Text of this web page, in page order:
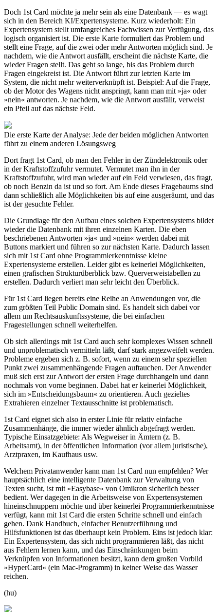
Doch 1st Card möchte ja mehr sein als eine Datenbank — es wagt
sich in den Bereich KI/Expertensysteme. Kurz wiederholt: Ein
Expertensystem stellt umfangreiches Fachwissen zur Verfügung, das
logisch organisiert ist. Die erste Karte formuliert das Problem und
stellt eine Frage, auf die zwei oder mehr Antworten möglich sind. Je
nachdem, wie die Antwort ausfällt, erscheint die nächste Karte, die
wieder Fragen stellt. Das geht so lange, bis das Problem durch
Fragen eingekreist ist. Die Antwort führt zur letzten Karte im
System, die nicht mehr weiterverknüpft ist. Beispiel: Auf die Frage,
ob der Motor des Wagens nicht anspringt, kann man mit »ja« oder
»nein« antworten. Je nachdem, wie die Antwort ausfällt, verweist
ein Pfeil auf das nächste Feld.
Die erste Karte der Analyse: Jede der beiden möglichen Antworten
führt zu einem anderen Lösungsweg
Dort fragt 1st Card, ob man den Fehler in der Zündelektronik oder
in der Kraftstoffzufuhr vermutet. Vermutet man ihn in der
Kraftstoffzufuhr, wird man wieder auf ein Feld verwiesen, das fragt,
ob noch Benzin da ist und so fort. Am Ende dieses Fragebaums sind
dann schließlich alle Möglichkeiten bis auf eine ausgeräumt, und das
ist der gesuchte Fehler.
Die Grundlage für den Aufbau eines solchen Expertensystems bildet
wieder die Datenbank mit ihren einzelnen Karten. Die eben
beschriebenen Antworten »ja« und »nein« werden dabei mit
Buttons markiert und führen so zur nächsten Karte. Dadurch lassen
sich mit 1st Card ohne Programmierkenntnisse kleine
Expertensysteme erstellen. Leider gibt es keinerlei Möglichkeiten,
einen grafischen Strukturüberblick bzw. Querverweistabellen zu
erstellen. Dadurch verliert man sehr leicht den Überblick.
Für 1st Card liegen bereits eine Reihe an Anwendungen vor, die
zum größten Teil Public Domain sind. Es handelt sich dabei vor
allem um Rechtsauskunftssysteme, die bei einfachen
Fragestellungen schnell weiterhelfen.
Ob sich allerdings mit 1st Card auch sehr komplexes Wissen schnell
und unproblematisch vermitteln läßt, darf stark angezweifelt werden.
Probleme ergeben sich z. B. sofort, wenn zu einem sehr speziellen
Punkt zwei zusammenhängende Fragen auftauchen. Der Anwender
muß sich erst zur Antwort der ersten Frage durchhangeln und dann
nochmals von vorne beginnen. Dabei hat er keinerlei Möglichkeit,
sich im »Entscheidungsbaum« zu orientieren. Auch gezieltes
Extrahieren einzelner Textausschnitte ist problematisch.
1st Card eignet sich also in erster Linie für relativ einfache
Zusammenhänge, die immer wieder ähnlich abgefragt werden.
Typische Einsatzgebiete: Als Wegweiser in Ämtern (z. B.
Arbeitsamt), in der öffentlichen Information (vor allem juristische),
Arztpraxen, im Kaufhaus usw.
Welchem Privatanwender kann man 1st Card nun empfehlen? Wer
hauptsächlich eine intelligente Datenbank zur Verwaltung von
Texten sucht, ist mit »Easybase« von Omikron sicherlich besser
bedient. Wer dagegen in die Arbeitsweise von Expertensystemen
hineinschnuppern möchte und über keinerlei Programmierkenntnisse
verfügt, kann mit 1st Card die ersten Schritte schnell und einfach
gehen. Dank Handbuch, einfacher Benutzerführung und
Hilfsfunktionen ist das überhaupt kein Problem. Eins ist jedoch klar:
Ein Expertensystem, das sich nicht programmieren läßt, das nicht
aus Fehlern lernen kann, und das Einschränkungen beim
Verknüpfen von Informationen besitzt, kann dem großen Vorbild
»HyperCard« (ein Mac-Programm) in keiner Weise das Wasser
reichen.
(hu)